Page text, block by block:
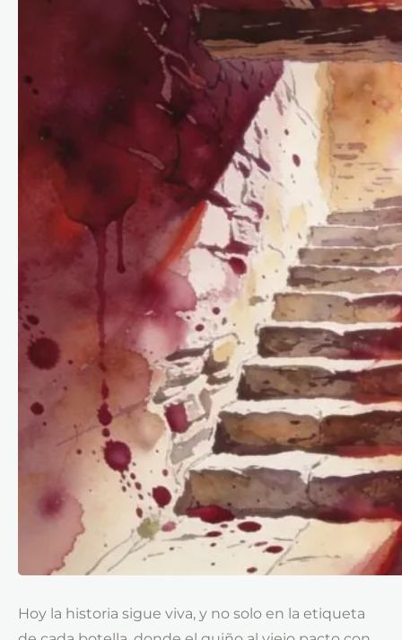
Hoy la historia sigue viva, y no solo en la etiqueta